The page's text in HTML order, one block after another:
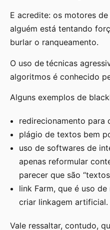
E acredite: os motores
alguém está tentando
burlar o ranqueamento.
O uso de técnicas
algoritmos é conhecido
Alguns exemplos de
redirecionamento para
plágio de textos bem
uso de softwares de
apenas reformular
parecer que são
link Farm, que é uso
criar linkagem artificial.
Vale ressaltar, contudo,